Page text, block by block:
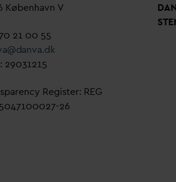
København V
21 00 55
a@danva.dk
29031215
Register: REG
26
DAN